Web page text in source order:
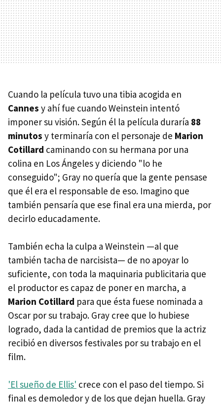
Cuando la película tuvo una tibia acogida en
Cannes y ahí fue cuando Weinstein intentó
imponer su visión. Según él la película duraría 88
minutos y terminaría con el personaje de Marion
Cotillard caminando con su hermana por una
colina en Los Ángeles y diciendo "lo he
conseguido"; Gray no quería que la gente pensase
que él era el responsable de eso. Imagino que
también pensaría que ese final era una mierda, por
decirlo educadamente.
También echa la culpa a Weinstein —al que
también tacha de narcisista— de no apoyar lo
suficiente, con toda la maquinaria publicitaria que
el productor es capaz de poner en marcha, a
Marion Cotillard para que ésta fuese nominada a
Oscar por su trabajo. Gray cree que lo hubiese
logrado, dada la cantidad de premios que la actriz
recibió en diversos festivales por su trabajo en el
film.
'El sueño de Ellis' crece con el paso del tiempo. Si
final es demoledor y de los que dejan huella. Gray